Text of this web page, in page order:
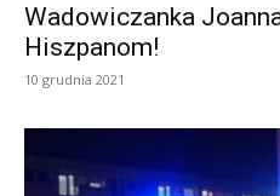
Wadowiczanka
Hiszpanom!
10 grudnia 2021